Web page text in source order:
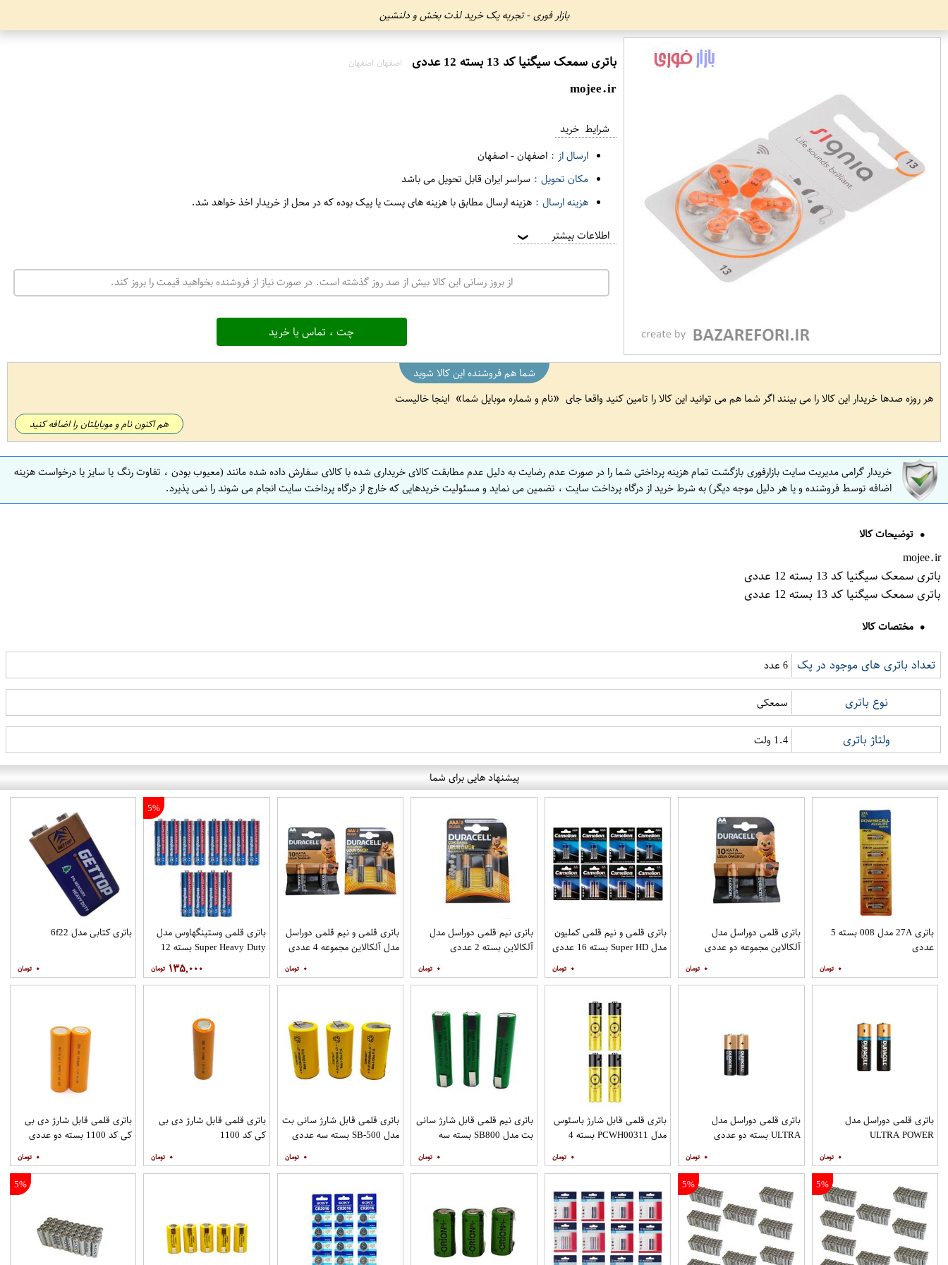
بازار فوری - تجربه یک خرید لذت بخش و دلنشین
باتری سمعک سیگنیا کد 13 بسته 12 عددی اصفهان اصفهان
mojee.ir
شرایط خرید
ارسال از : اصفهان-اصفهان
مکان تحویل : سراسر ایران قابل تحویل می باشد
هزینه ارسال : هزینه ارسال مطابق با هزینه های پست یا پیک بوده که در محل از خریدار اخذ خواهد شد.
اطلاعات بیشتر ❯
از بروز رسانی این کالا بیش از صد روز گذشته است. در صورت نیاز از فروشنده بخواهید قیمت را بروز کند.
چت ، تماس یا خرید
شما هم فروشنده این کالا شوید
هر روزه صدها خریدار این کالا را می بینند اگر شما هم می توانید این کالا را تامین کنید واقعا جای
نام و شماره موبایل شما اینجا خالیست
هم اکنون نام و موبایلتان را اضافه کنید
خریدار گرامی مدیریت سایت بازارفوری بازگشت تمام هزینه پرداختی شما را در صورت عدم رضایت به دلیل عدم مطابقت کالای خریداری شده با کالای سفارش داده شده مانند (معیوب بودن ، تفاوت رنگ یا سایز یا درخواست هزینه
اضافه توسط فروشنده و یا هر دلیل موجه دیگر) به شرط خرید از درگاه پرداخت سایت ، تضمین می نماید و مسئولیت خریدهایی که خارج از درگاه پرداخت سایت انجام می شوند را نمی پذیرد.
توضیحات کالا
mojee.ir
باتری سمعک سیگنیا کد 13 بسته 12 عددی
باتری سمعک سیگنیا کد 13 بسته 12 عددی
مختصات کالا
تعداد باتری های موجود در پک 6 عدد
نوع باتری سمعکی
ولتاژ باتری 1.4 ولت
پیشنهاد هایی برای شما
باتری 27A مدل 008 بسته 5
عددی
۰
باتری قلمی دوراسل مدل
آلکالاین مجموعه دو عددی
۰
باتری قلمی و نیم قلمی کملیون
مدل Super HD بسته 16 عددی
۰
باتری نیم قلمی دوراسل مدل
آلکالاین بسته 2 عددی
۰
باتری قلمی و نیم قلمی دوراسل
مدل آلکالاین مجموعه 4 عددی
۰
5%
باتری قلمی وستینگهاوس مدل
Super Heavy Duty بسته 12
۱۳۵,۰۰۰
باتری کتابی مدل 6f22
۰
باتری قلمی دوراسل مدل
ULTRA POWER
۰
باتری قلمی دوراسل مدل
ULTRA بسته دو عددی
۰
باتری قلمی قابل شارژ باسئوس
مدل PCWH00311 بسته 4
۰
باتری نیم قلمی قابل شارژ سانی
بت مدل SB800 بسته سه
۰
باتری قلمی قابل شارژ سانی بت
مدل SB-500 بسته سه عددی
۰
باتری قلمی قابل شارژ دی بی
کی کد 1100
۰
باتری قلمی قابل شارژ دی بی
کی کد 1100 بسته دو عددی
۰
5%
5%
5%